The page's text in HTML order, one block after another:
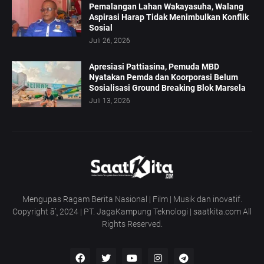
Pemalangan Lahan Wakayasuha, Walang
Aspirasi Harap Tidak Menimbulkan Konflik
Sosial
Juli 26, 2026
Apresiasi Pattiasina, Pemuda MBD
Nyatakan Pemda dan Koorporasi Belum
Sosialisasi Ground Breaking Blok Marsela
Juli 13, 2026
Mengupas Ragam Berita Nasional | Film | Musik dan inovatif.
Copyright â’¸ 2024 | PT. JagaKampung Teknologi | saatkita.com All
Rights Reserved.